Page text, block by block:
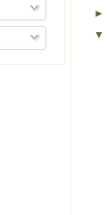
►
▼